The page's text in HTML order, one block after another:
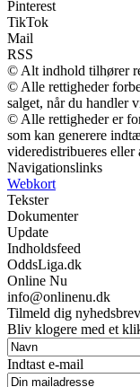
Pinterest
TikTok
Mail
RSS
© Alt indhold tilhører
© Alle rettigheder
salget, når du handler
© Alle rettigheder er
som kan generere
videredistribueres eller
Navigationslinks
Webkort
Tekster
Dokumenter
Update
Indholdsfeed
OddsLiga.dk
Online Nu
info@onlinenu.dk
Tilmeld dig
Bliv klogere med et
Indtast e-mail